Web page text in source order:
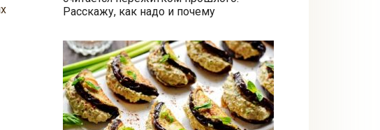
Все
Расскажу, как надо и почему